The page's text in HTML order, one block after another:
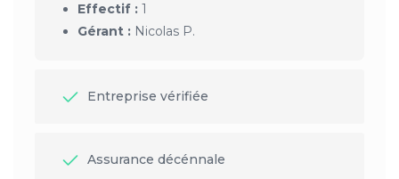
Effectif : 1
Gérant : Nicolas P.
Entreprise vérifiée
Assurance décénnale